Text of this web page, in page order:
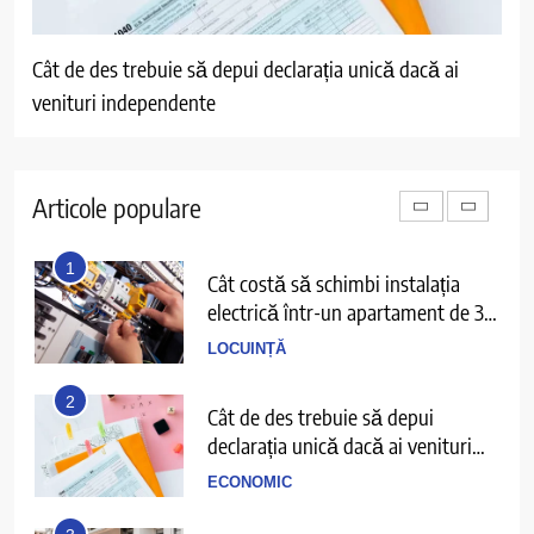
unică dacă ai
Ce au în comun toate renovările
Articole populare
Ce înseamnă să ai echilibru în
PERSPECTIVE
1
Cât costă să schimbi instalația
electrică într-un apartament de 3
camere
LOCUINȚĂ
2
Cât de des trebuie să depui
declarația unică dacă ai venituri
independente
ECONOMIC